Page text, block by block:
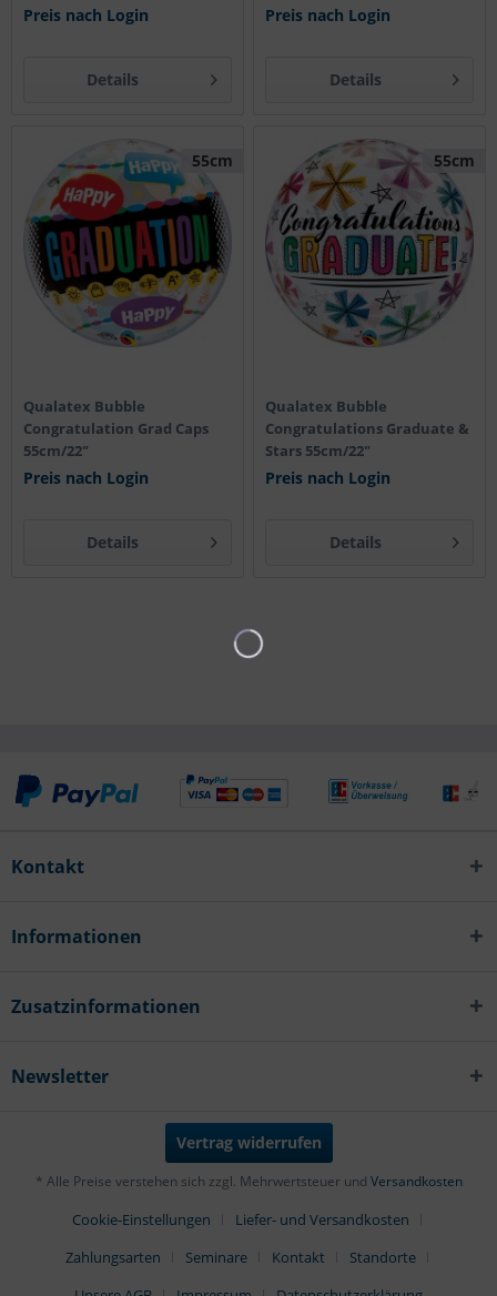
Preis nach Login
Details
Preis nach Login
Details
55cm
Qualatex Bubble
Congratulation Grad Caps
55cm/22"
Preis nach Login
Details
55cm
Qualatex Bubble
Congratulations Graduate &
Stars 55cm/22"
Preis nach Login
Details
Kontakt
Informationen
Zusatzinformationen
Newsletter
Vertrag widerrufen
* Alle Preise verstehen sich zzgl. Mehrwertsteuer und Versandkosten
Cookie-Einstellungen
Liefer- und Versandkosten
Zahlungsarten
Seminare Kontakt
Standorte